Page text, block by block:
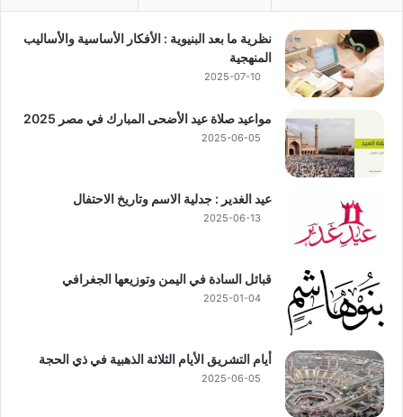
نظرية ما بعد البنيوية : الأفكار الأساسية والأساليب
المنهجية
2025-07-10
مواعيد صلاة عيد الأضحى المبارك في مصر 2025
2025-06-05
عيد الغدير : جدلية الاسم وتاريخ الاحتفال
2025-06-13
قبائل السادة في اليمن وتوزيعها الجغرافي
2025-01-04
أيام التشريق الأيام الثلاثة الذهبية في ذي الحجة
2025-06-05